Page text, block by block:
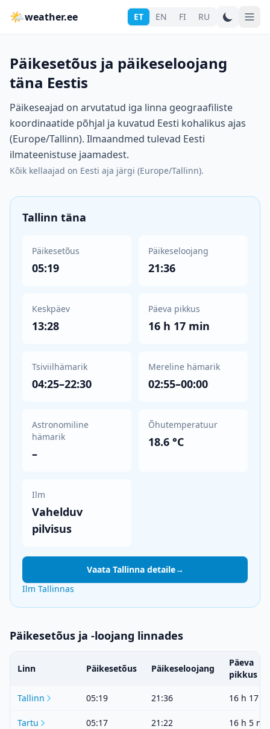
🌤weather.ee ET EN FI RU
Päikesetõus ja päikeseloojang
täna Eestis
Päikeseajad on arvutatud iga linna geograafiliste
koordinaatide põhjal ja kuvatud Eesti kohalikus ajas
(Europe/Tallinn). Ilmaandmed tulevad Eesti
ilmateenistuse jaamadest.
Kõik kellaajad on Eesti aja järgi (Europe/Tallinn).
Tallinn täna
Päikesetõus
05:19
Päikeseloojang
21:36
Keskpäev
13:28
Päeva pikkus
16 h 17 min
Tsiviilhämarik
04:25–22:30
Mereline hämarik
02:55–00:00
Astronomiline
hämarik
–
Õhutemperatuur
18.6 °C
Ilm
Vahelduv
pilvisus
Vaata Tallinna detaile→
Ilm Tallinnas
Päikesetõus ja -loojang linnades
Linn Päikesetõus Päikeseloojang
Päeva
pikkus
Tallinn 05:19 21:36 16 h 17
Tartu 05:17 21:22 16 h 5